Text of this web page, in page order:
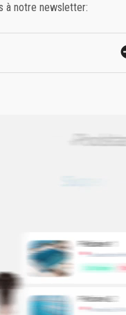
à notre newsletter: